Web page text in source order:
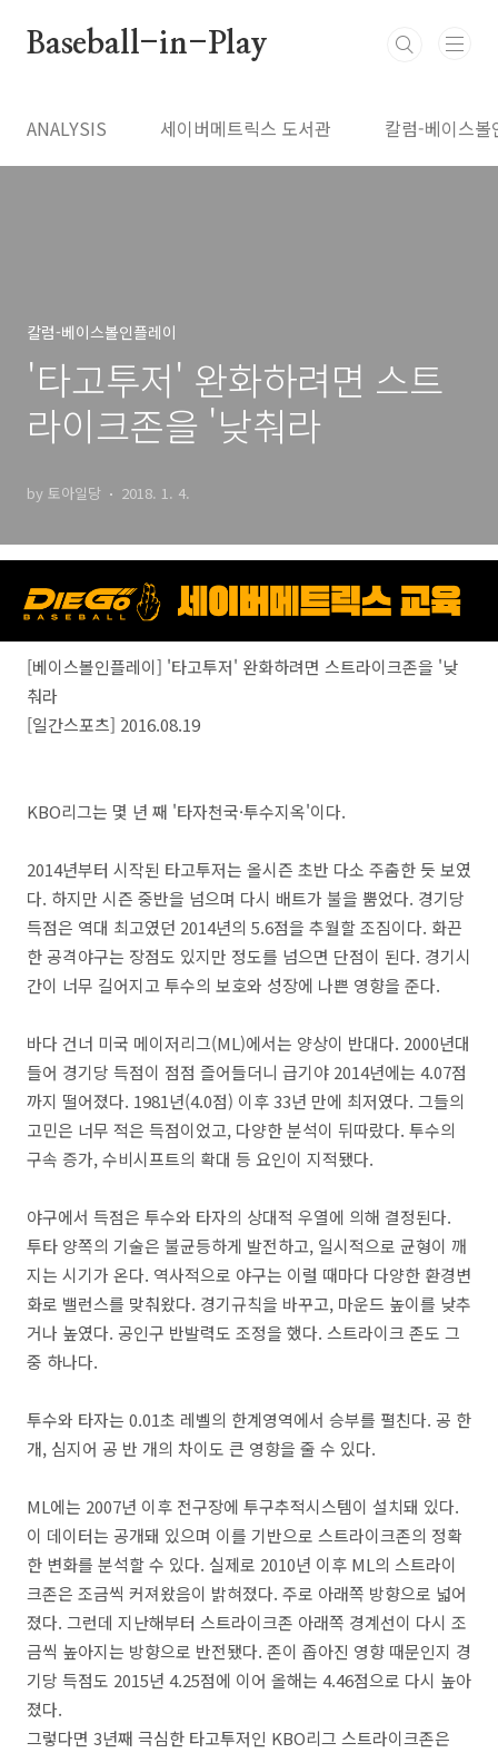
Baseball-in-Play
ANALYSIS 세이버메트릭스 도서관 칼럼-베이스볼
칼럼-베이스볼인플레이
'타고투저' 완화하려면 스트
라이크존을 '낮춰라
by 토아일당 2018. 1. 4.
[베이스볼인플레이] '타고투저' 완화하려면 스트라이크존을 '낮
춰라
[일간스포츠] 2016.08.19
KBO리그는 몇 년 째 '타자천국·투수지옥'이다.
2014년부터 시작된 타고투저는 올시즌 초반 다소 주춤한 듯 보였
다. 하지만 시즌 중반을 넘으며 다시 배트가 불을 뿜었다. 경기당
득점은 역대 최고였던 2014년의 5.6점을 추월할 조짐이다. 화끈
한 공격야구는 장점도 있지만 정도를 넘으면 단점이 된다. 경기시
간이 너무 길어지고 투수의 보호와 성장에 나쁜 영향을 준다.
바다 건너 미국 메이저리그(ML)에서는 양상이 반대다. 2000년대
들어 경기당 득점이 점점 즐어들더니 급기야 2014년에는 4.07점
까지 떨어졌다. 1981년(4.0점) 이후 33년 만에 최저였다. 그들의
고민은 너무 적은 득점이었고, 다양한 분석이 뒤따랐다. 투수의
구속 증가, 수비시프트의 확대 등 요인이 지적됐다.
야구에서 득점은 투수와 타자의 상대적 우열에 의해 결정된다.
투타 양쪽의 기술은 불균등하게 발전하고, 일시적으로 균형이 깨
지는 시기가 온다. 역사적으로 야구는 이럴 때마다 다양한 환경변
화로 밸런스를 맞춰왔다. 경기규칙을 바꾸고, 마운드 높이를 낮추
거나 높였다. 공인구 반발력도 조정을 했다. 스트라이크 존도 그
중 하나다.
투수와 타자는 0.01초 레벨의 한계영역에서 승부를 펼친다. 공 한
개, 심지어 공 반 개의 차이도 큰 영향을 줄 수 있다.
ML에는 2007년 이후 전구장에 투구추적시스템이 설치돼 있다.
이 데이터는 공개돼 있으며 이를 기반으로 스트라이크존의 정확
한 변화를 분석할 수 있다. 실제로 2010년 이후 ML의 스트라이
크존은 조금씩 커져왔음이 밝혀졌다. 주로 아래쪽 방향으로 넓어
졌다. 그런데 지난해부터 스트라이크존 아래쪽 경계선이 다시 조
금씩 높아지는 방향으로 반전됐다. 존이 좁아진 영향 때문인지 경
기당 득점도 2015년 4.25점에 이어 올해는 4.46점으로 다시 높아
졌다.
그렇다면 3년째 극심한 타고투저인 KBO리그 스트라이크존은